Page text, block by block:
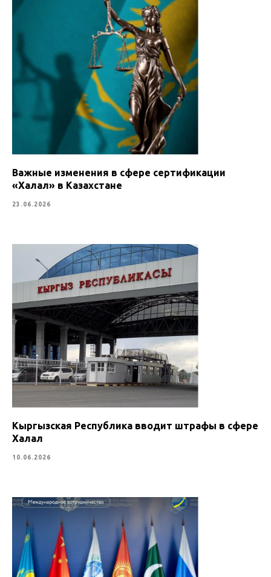
Важные изменения в сфере сертификации
«Халал» в Казахстане
23.06.2026
Кыргызская Республика вводит штрафы в сфере
Халал
10.06.2026